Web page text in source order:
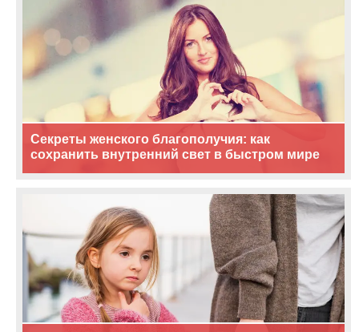
Секреты женского благополучия: как
сохранить внутренний свет в быстром мире